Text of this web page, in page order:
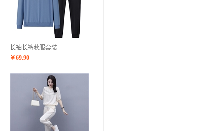
长袖长裤秋服套装
￥69.90